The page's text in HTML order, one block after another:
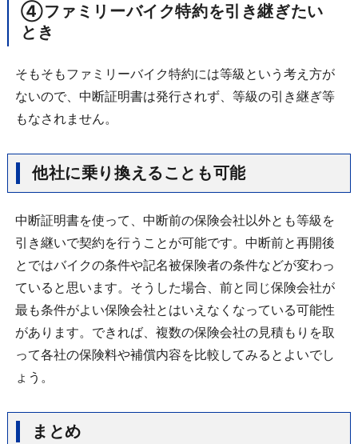
④ファミリーバイク特約を引き継ぎたい
とき
そもそもファミリーバイク特約には等級という考え方が
ないので、中断証明書は発行されず、等級の引き継ぎ等
もなされません。
他社に乗り換えることも可能
中断証明書を使って、中断前の保険会社以外とも等級を
引き継いで契約を行うことが可能です。中断前と再開後
とではバイクの条件や記名被保険者の条件などが変わっ
ていると思います。そうした場合、前と同じ保険会社が
最も条件がよい保険会社とはいえなくなっている可能性
があります。できれば、複数の保険会社の見積もりを取
って各社の保険料や補償内容を比較してみるとよいでし
ょう。
まとめ